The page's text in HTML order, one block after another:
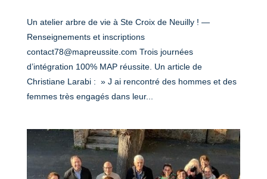
Un atelier arbre de vie à Ste Croix de Neuilly ! —
Renseignements et inscriptions
contact78@mapreussite.com Trois journées
d’intégration 100% MAP réussite. Un article de
Christiane Larabi : » J ai rencontré des hommes et des
femmes très engagés dans leur...